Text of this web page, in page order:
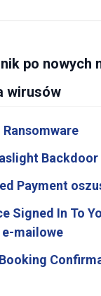
po nowych
wirusów
Ransomware
Payment
Signed In To
mailowe